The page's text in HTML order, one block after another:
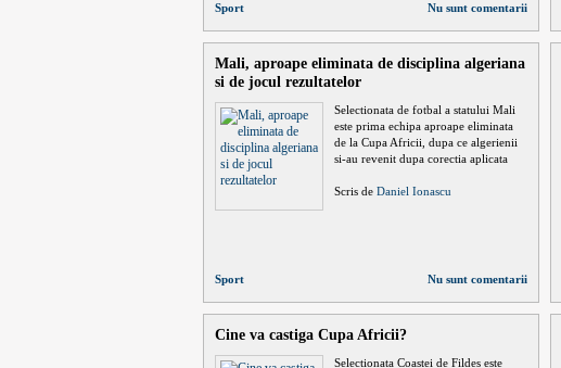
Sport Nu sunt comentarii
Mali, aproape eliminata de disciplina algeriana
si de jocul rezultatelor
Selectionata de fotbal a statului Mali
este prima echipa aproape eliminata
de la Cupa Africii, dupa ce algerienii
si-au revenit dupa corectia aplicata
Scris de Daniel Ionascu
Sport Nu sunt comentarii
Cine va castiga Cupa Africii?
Selectionata Coastei de Fildes este